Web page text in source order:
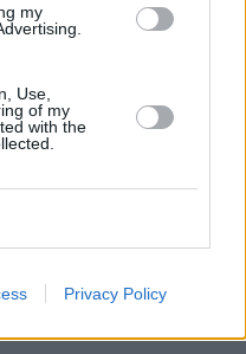
my
Use,
of my
with the
Privacy Policy